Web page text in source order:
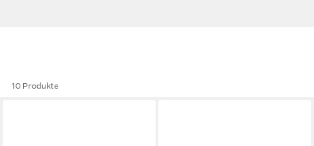
10 Produkte